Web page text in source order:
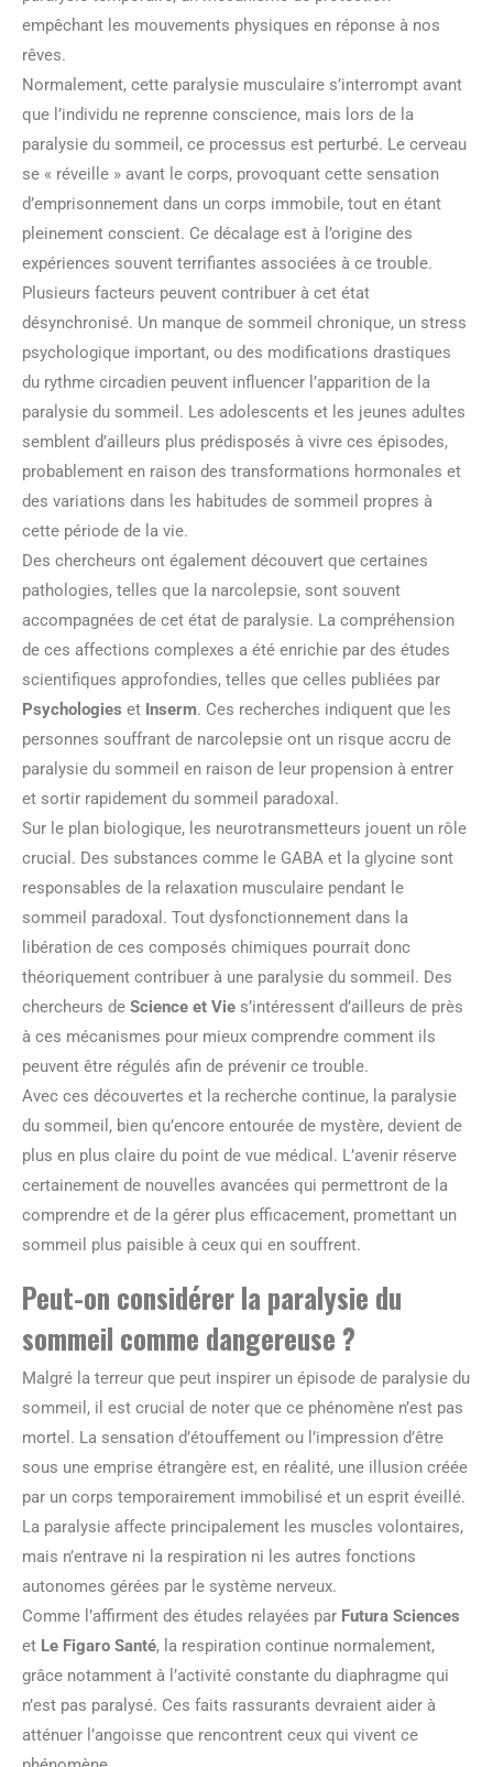
empêchant les mouvements physiques en réponse à nos
rêves.
Normalement, cette paralysie musculaire s’interrompt avant
que l’individu ne reprenne conscience, mais lors de la
paralysie du sommeil, ce processus est perturbé. Le cerveau
se « réveille » avant le corps, provoquant cette sensation
d’emprisonnement dans un corps immobile, tout en étant
pleinement conscient. Ce décalage est à l’origine des
expériences souvent terrifiantes associées à ce trouble.
Plusieurs facteurs peuvent contribuer à cet état
désynchronisé. Un manque de sommeil chronique, un stress
psychologique important, ou des modifications drastiques
du rythme circadien peuvent influencer l’apparition de la
paralysie du sommeil. Les adolescents et les jeunes adultes
semblent d’ailleurs plus prédisposés à vivre ces épisodes,
probablement en raison des transformations hormonales et
des variations dans les habitudes de sommeil propres à
cette période de la vie.
Des chercheurs ont également découvert que certaines
pathologies, telles que la narcolepsie, sont souvent
accompagnées de cet état de paralysie. La compréhension
de ces affections complexes a été enrichie par des études
scientifiques approfondies, telles que celles publiées par
Psychologies et Inserm. Ces recherches indiquent que les
personnes souffrant de narcolepsie ont un risque accru de
paralysie du sommeil en raison de leur propension à entrer
et sortir rapidement du sommeil paradoxal.
Sur le plan biologique, les neurotransmetteurs jouent un rôle
crucial. Des substances comme le GABA et la glycine sont
responsables de la relaxation musculaire pendant le
sommeil paradoxal. Tout dysfonctionnement dans la
libération de ces composés chimiques pourrait donc
théoriquement contribuer à une paralysie du sommeil. Des
chercheurs de Science et Vie s’intéressent d’ailleurs de près
à ces mécanismes pour mieux comprendre comment ils
peuvent être régulés afin de prévenir ce trouble.
Avec ces découvertes et la recherche continue, la paralysie
du sommeil, bien qu’encore entourée de mystère, devient de
plus en plus claire du point de vue médical. L’avenir réserve
certainement de nouvelles avancées qui permettront de la
comprendre et de la gérer plus efficacement, promettant un
sommeil plus paisible à ceux qui en souffrent.
Peut-on considérer la paralysie du
sommeil comme dangereuse ?
Malgré la terreur que peut inspirer un épisode de paralysie du
sommeil, il est crucial de noter que ce phénomène n’est pas
mortel. La sensation d’étouffement ou l’impression d’être
sous une emprise étrangère est, en réalité, une illusion créée
par un corps temporairement immobilisé et un esprit éveillé.
La paralysie affecte principalement les muscles volontaires,
mais n’entrave ni la respiration ni les autres fonctions
autonomes gérées par le système nerveux.
Comme l’affirment des études relayées par Futura Sciences
et Le Figaro Santé, la respiration continue normalement,
grâce notamment à l’activité constante du diaphragme qui
n’est pas paralysé. Ces faits rassurants devraient aider à
atténuer l’angoisse que rencontrent ceux qui vivent ce